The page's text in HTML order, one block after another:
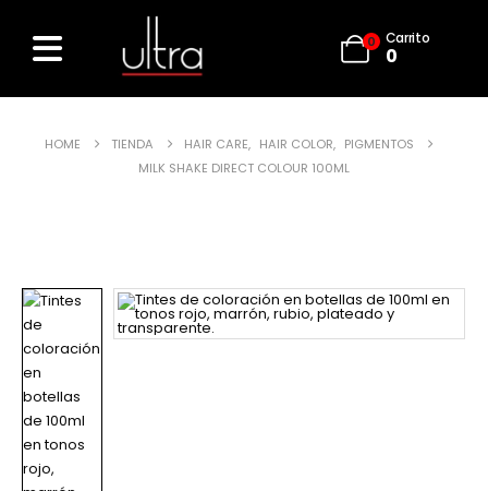
0 Carrito
0
HOME TIENDA HAIR CARE, HAIR COLOR, PIGMENTOS
MILK SHAKE DIRECT COLOUR 100ML